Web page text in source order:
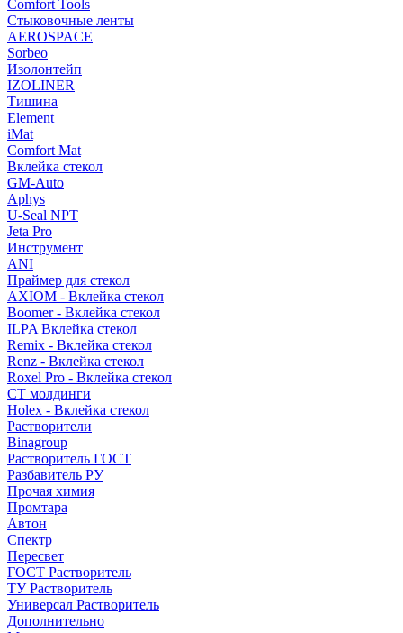
Comfort Tools
Стыковочные ленты
AEROSPACE
Sorbeo
Изолонтейп
IZOLINER
Тишина
Element
iMat
Comfort Mat
Вклейка стекол
GM-Auto
Aphys
U-Seal NPT
Jeta Pro
Инструмент
ANI
Праймер для стекол
AXIOM - Вклейка стекол
Boomer - Вклейка стекол
ILPA Вклейка стекол
Remix - Вклейка стекол
Renz - Вклейка стекол
Roxel Pro - Вклейка стекол
СТ молдинги
Holex - Вклейка стекол
Растворители
Binagroup
Растворитель ГОСТ
Разбавитель РУ
Прочая химия
Промтара
Автон
Спектр
Пересвет
ГОСТ Растворитель
ТУ Растворитель
Универсал Растворитель
Дополнительно